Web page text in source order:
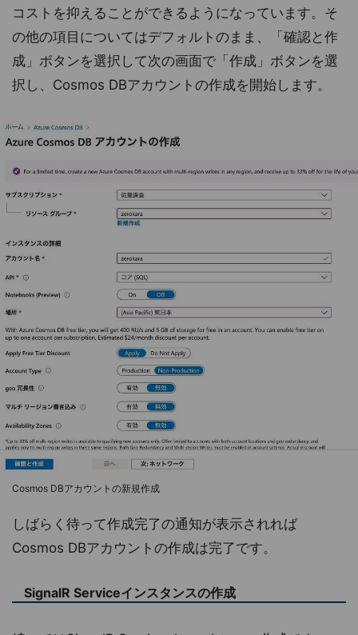
コストを抑えることができるようになっています。そ
の他の項目についてはデフォルトのまま、「確認と作
成」ボタンを選択して次の画面で「作成」ボタンを選
択し、Cosmos DBアカウントの作成を開始します。
Cosmos DBアカウントの新規作成
しばらく待って作成完了の通知が表示されれば
Cosmos DBアカウントの作成は完了です。
SignalR Serviceインスタンスの作成